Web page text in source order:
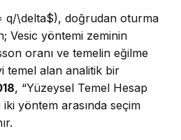
q/\delta$), doğrudan oturma
Vesic yöntemi zeminin
oranı ve temelin eğilme
temel alan analitik bir
, “Yüzeysel Temel Hesap
iki yöntem arasında seçim